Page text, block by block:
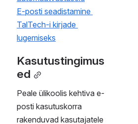
Postkasti sisenemiseks
peab kasutama
kasutajanime kujul „uni-
id@ttu.ee“.
Regulatsioon